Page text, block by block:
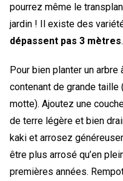
pourrez même le
jardin ! Il existe des
dépassent pas 3 mètres.
Pour bien planter un
contenant de grande
motte). Ajoutez une
de terre légère et bien
kaki et arrosez
être plus arrosé qu’en
premières années.